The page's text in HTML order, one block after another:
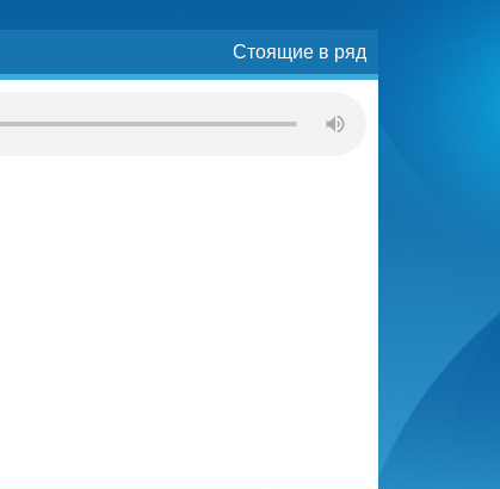
Стоящие в ряд